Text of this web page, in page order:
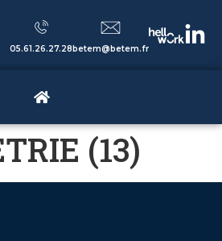
betem@betem.fr
05.61.26.27.28
(13)